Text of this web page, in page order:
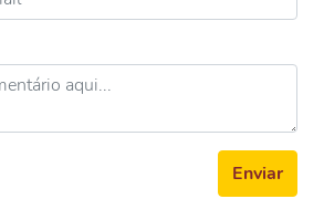
Enviar